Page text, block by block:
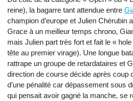
reine), la bagarre tant attendue entre
champion d’europe et Julien Chérubin
Grace à un meilleur temps chrono,
mais Julien part très fort et fait le «
tête au premier virage). Une longue
rattrape un groupe de retardataires et
direction de course décide après coup
d’une pénalité car dépassement sous
qui pensait avoir gagné la manche, se